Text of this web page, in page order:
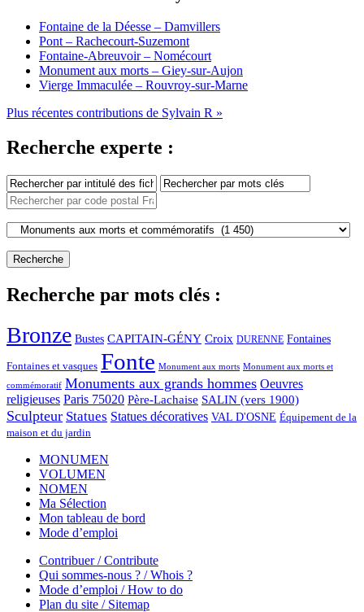
Fontaine de la Déesse – Damvillers
Pont – Rachecourt-Suzemont
Fontaine-Abreuvoir – Nomécourt
Monument aux morts – Giey-sur-Aujon
Vierge Immaculée – Rouvroy-sur-Marne
Plus récentes contributions de Sylvain R »
Recherche experte :
Recherche par mots clés :
Bronze Bustes CAPITAIN-GÉNY Croix DURENNE Fontaines
Fontaines et vasques Fonte Monument aux morts Monument aux morts et
commémoratif Monuments aux grands hommes Oeuvres
religieuses Paris 75020 Père-Lachaise SALIN (vers 1900)
Sculpteur Statues Statues décoratives VAL D'OSNE Équipement de la
maison et du jardin
MONUMEN
VOLUMEN
NOMEN
Ma Sélection
Mon tableau de bord
Mode d’emploi
Contribuer / Contribute
Qui sommes-nous ? / Whois ?
Mode d’emploi / How to do
Plan du site / Sitemap